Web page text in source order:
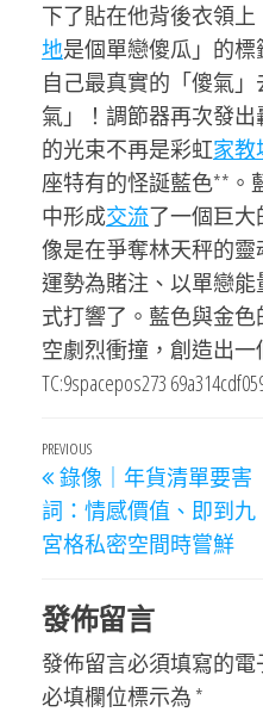
下了貼在他背後衣領
地是個單戀傻瓜」的
自己最真實的「傻氣
氣」！調節器再次發
的光束不再是彩虹家教
座特有的怪誕藍色**。
中形成交流了一個巨大
像是在爭奪林天秤的靈
運勢為賭注、以單戀
式打響了。藍色與金
空劇烈衝撞，創造出
TC:9spacepos273
文
章
導
Previous
Post
PREVIOUS
錄像｜年貨清單要害
詞：情感價值、即到九
宮格私密空間時嘗鮮
發佈留言
發佈留言必須填寫的電
必填欄位標示為 *